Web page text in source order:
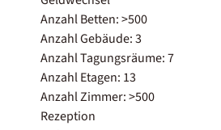
Anzahl Betten: >500
Anzahl Gebäude: 3
Anzahl Tagungsräume: 7
Anzahl Etagen: 13
Anzahl Zimmer: >500
Rezeption